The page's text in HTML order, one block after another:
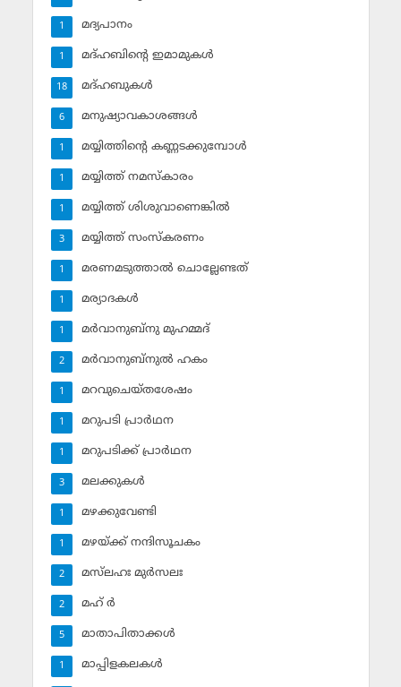
മദ്യപാനം
1
മദ്ഹബിന്റെ ഇമാമുകള്‍
1
മദ്ഹബുകള്‍
18
മനുഷ്യാവകാശങ്ങള്‍
6
മയ്യിത്തിന്റെ കണ്ണടക്കുമ്പോള്‍
1
മയ്യിത്ത് നമസ്‌കാരം
1
മയ്യിത്ത് ശിശുവാണെങ്കില്‍
1
മയ്യിത്ത് സംസ്‌കരണം
3
മരണമടുത്താല്‍ ചൊല്ലേണ്ടത്
1
മര്യാദകള്‍
1
മര്‍വാനുബ്‌നു മുഹമ്മദ്
1
മര്‍വാനുബ്‌നുല്‍ ഹകം
2
മറവുചെയ്തശേഷം
1
മറുപടി പ്രാര്‍ഥന
1
മറുപടിക്ക് പ്രാര്‍ഥന
1
മലക്കുകള്‍
3
മഴക്കുവേണ്ടി
1
മഴയ്ക്ക് നന്ദിസൂചകം
1
മസ്‌ലഹഃ മുര്‍സലഃ
2
മഹ് ര്‍
2
മാതാപിതാക്കള്‍
5
മാപ്പിളകലകള്‍
1